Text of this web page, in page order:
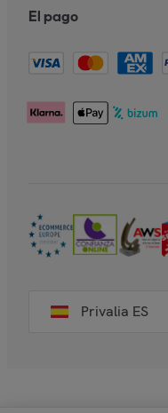
El pago
Privalia ES